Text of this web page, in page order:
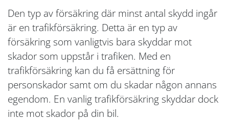
Den typ av försäkring där minst antal skydd ingår
är en trafikförsäkring. Detta är en typ av
försäkring som vanligtvis bara skyddar mot
skador som uppstår i trafiken. Med en
trafikförsäkring kan du få ersättning för
personskador samt om du skadar någon annans
egendom. En vanlig trafikförsäkring skyddar dock
inte mot skador på din bil.